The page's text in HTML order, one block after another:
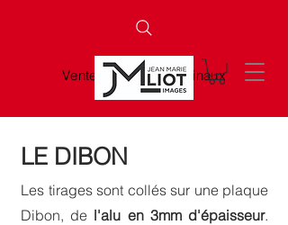
Vente de tirages originaux
LE DIBON
Les tirages sont collés sur une plaque
Dibon, de l'alu en 3mm d'épaisseur.